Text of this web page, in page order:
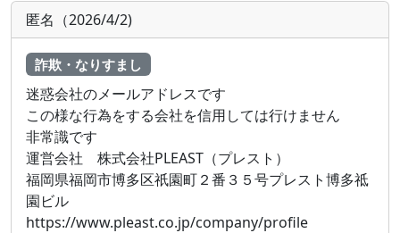
匿名（2026/4/2)
詐欺・なりすまし
迷惑会社のメールアドレスです
この様な行為をする会社を信用しては行けません
非常識です
運営会社 株式会社PLEAST（プレスト）
福岡県福岡市博多区祇園町２番３５号プレスト博多祗
園ビル
https://www.pleast.co.jp/company/profile